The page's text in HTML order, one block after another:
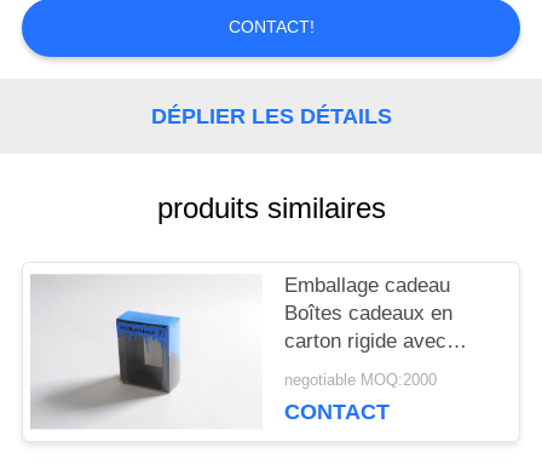
NOUS
NOUVELLES
PRIVACY
POLICY
CONTACT!
DÉPLIER LES DÉTAILS
produits similaires
Emballage cadeau
Boîtes cadeaux en
carton rigide avec
procédé de colle /
Matt
negotiable MOQ:2000
CONTACT